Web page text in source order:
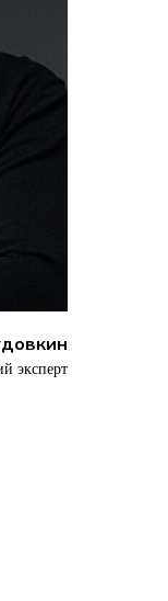
эксперт